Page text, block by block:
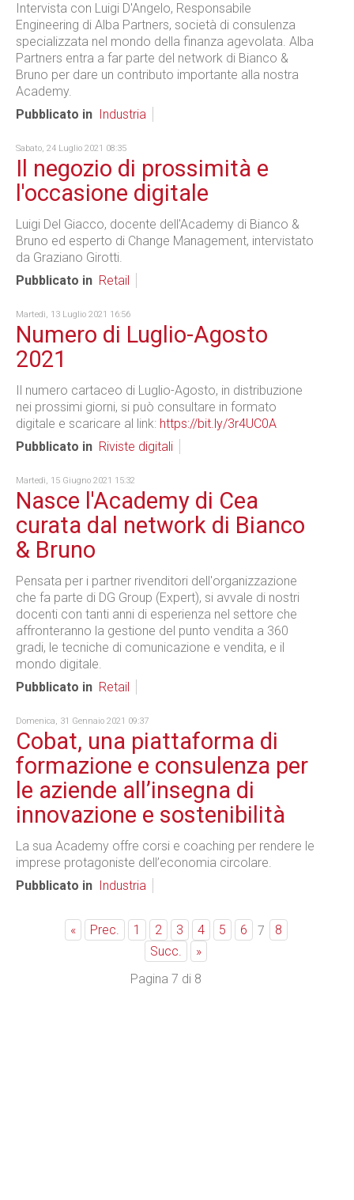
Intervista con Luigi D'Angelo, Responsabile
Engineering di Alba Partners, società di consulenza
specializzata nel mondo della finanza agevolata. Alba
Partners entra a far parte del network di Bianco &
Bruno per dare un contributo importante alla nostra
Academy.
Pubblicato in
Industria
Sabato, 24 Luglio 2021 08:35
Il negozio di prossimità e
l'occasione digitale
Luigi Del Giacco, docente dell'Academy di Bianco &
Bruno ed esperto di Change Management, intervistato
da Graziano Girotti.
Pubblicato in Retail
Martedì, 13 Luglio 2021 16:56
Numero di Luglio-Agosto
2021
Il numero cartaceo di Luglio-Agosto, in distribuzione
nei prossimi giorni, si può consultare in formato
digitale e scaricare al link: https://bit.ly/3r4UC0A
Pubblicato in Riviste digitali
Martedì, 15 Giugno 2021 15:32
Nasce l'Academy di Cea
curata dal network di Bianco
& Bruno
Pensata per i partner rivenditori dell'organizzazione
che fa parte di DG Group (Expert), si avvale di nostri
docenti con tanti anni di esperienza nel settore che
affronteranno la gestione del punto vendita a 360
gradi, le tecniche di comunicazione e vendita, e il
mondo digitale.
Pubblicato in Retail
Domenica, 31 Gennaio 2021 09:37
Cobat, una piattaforma di
formazione e consulenza per
le aziende all’insegna di
innovazione e sostenibilità
La sua Academy offre corsi e coaching per rendere le
imprese protagoniste dell’economia circolare.
Pubblicato in
Industria
« Prec. 1 2 3 4 5 6 7
8
Succ.
»
Pagina 7 di 8